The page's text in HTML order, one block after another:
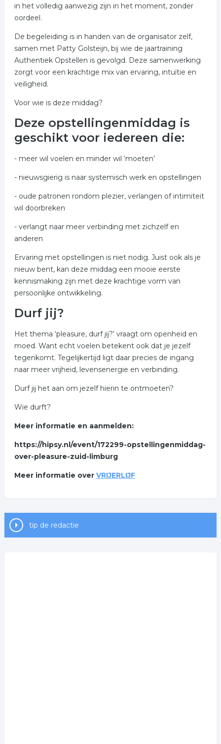
in het volledig aanwezig zijn in het moment, zonder
oordeel.
De begeleiding is in handen van de organisator zelf,
samen met Patty Golsteijn, bij wie de jaartraining
Authentiek Opstellen is gevolgd. Deze samenwerking
zorgt voor een krachtige mix van ervaring, intuïtie en
veiligheid.
Voor wie is deze middag?
Deze opstellingenmiddag is
geschikt voor iedereen die:
- meer wil voelen en minder wil ‘moeten’
- nieuwsgierig is naar systemisch werk en opstellingen
- oude patronen rondom plezier, verlangen of intimiteit
wil doorbreken
- verlangt naar meer verbinding met zichzelf en
anderen
Ervaring met opstellingen is niet nodig. Juist ook als je
nieuw bent, kan deze middag een mooie eerste
kennismaking zijn met deze krachtige vorm van
persoonlijke ontwikkeling.
Durf jij?
Het thema ‘pleasure, durf jij?’ vraagt om openheid en
moed. Want echt voelen betekent ook dat je jezelf
tegenkomt. Tegelijkertijd ligt daar precies de ingang
naar meer vrijheid, levensenergie en verbinding.
Durf jij het aan om jezelf hierin te ontmoeten?
Wie durft?
Meer informatie en aanmelden:
https://hipsy.nl/event/172299-opstellingenmiddag-
over-pleasure-zuid-limburg
Meer informatie over VRIJERLIJF
tip de redactie